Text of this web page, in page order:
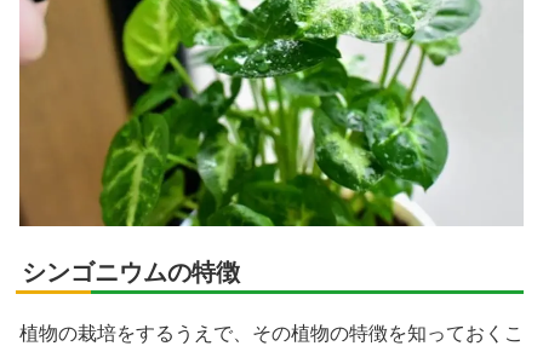
シンゴニウムの特徴
植物の栽培をするうえで、その植物の特徴を知っておくこ